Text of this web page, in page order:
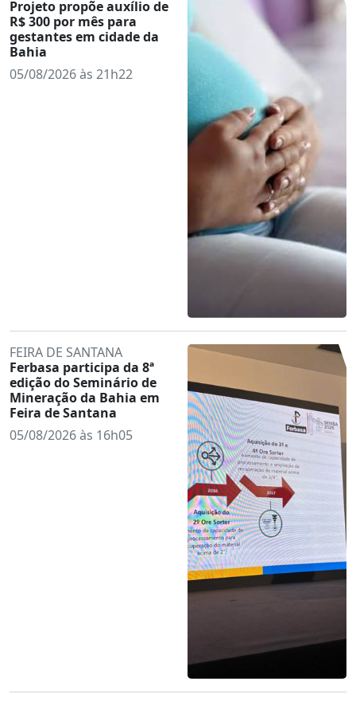
Projeto propõe auxílio de
R$ 300 por mês para
gestantes em cidade da
Bahia
05/08/2026 às 21h22
FEIRA DE SANTANA
Ferbasa participa da 8ª
edição do Seminário de
Mineração da Bahia em
Feira de Santana
05/08/2026 às 16h05